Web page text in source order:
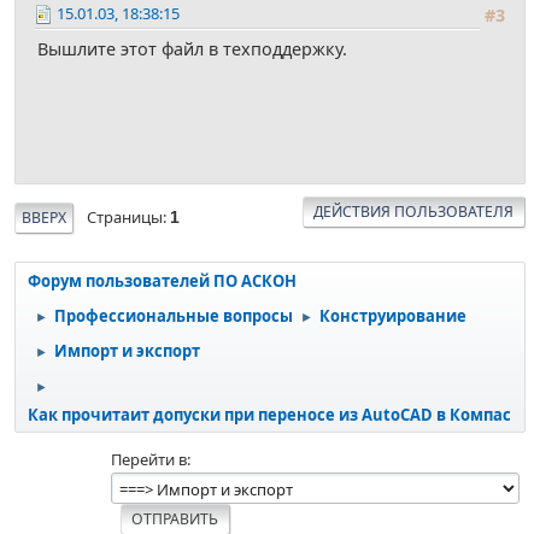
#3
15.01.03, 18:38:15
Вышлите этот файл в техподдержку.
ВВЕРХ Страницы 1 ДЕЙСТВИЯ ПОЛЬЗОВАТЕЛЯ
Форум пользователей ПО АСКОН
► Профессиональные вопросы ► Конструирование
► Импорт и экспорт
►
Как прочитаит допуски при переносе из AutoCAD в Компас
Перейти в